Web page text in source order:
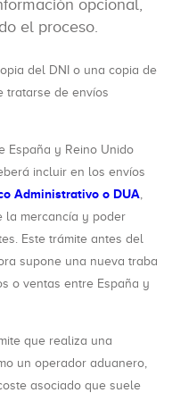
opcional,
el proceso.
del DNI o una copia de
tratarse de envíos
España y Reino Unido
incluir en los envíos
Administrativo o DUA,
la mercancía y poder
Este trámite antes del
supone una nueva traba
o ventas entre España y
que realiza una
un operador aduanero,
asociado que suele